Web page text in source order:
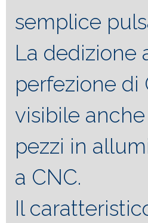
semplice
La dedizione
perfezione di
visibile
pezzi in
a CNC.
Il